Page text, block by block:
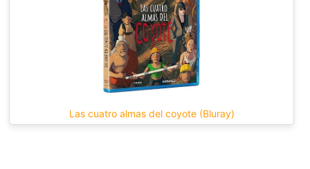
Las cuatro almas del coyote (Bluray)